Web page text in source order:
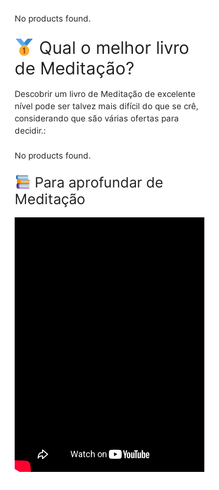
No products found.
Qual o melhor livro
de Meditação?
Descobrir um livro de Meditação de excelente
nível pode ser talvez mais difícil do que se crê,
considerando que são várias ofertas para
decidir.:
No products found.
Para aprofundar de
Meditação